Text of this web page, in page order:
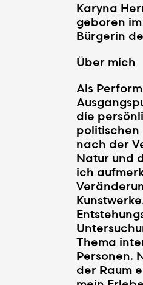
Karyna
geboren im
Bürgerin
Über mich
Als
die
politischen
nach der
Natur und
ich
Thema
Personen.
der Raum